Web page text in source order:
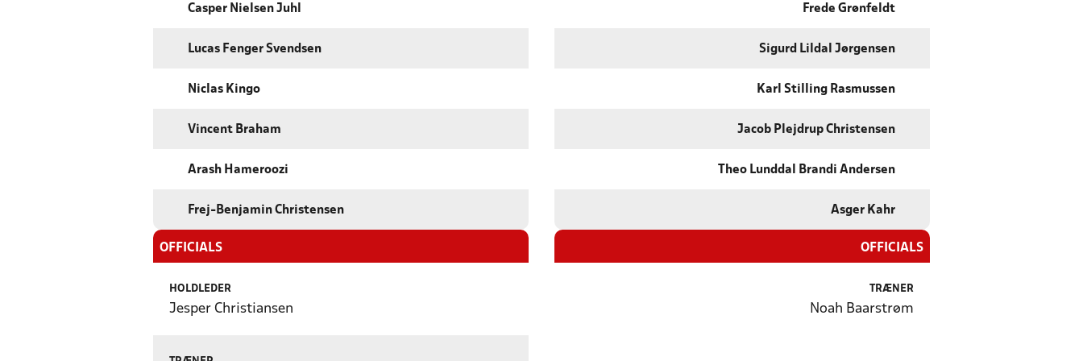
Casper Nielsen Juhl
Lucas Fenger Svendsen
Niclas Kingo
Vincent Braham
Arash Hameroozi
Frej-Benjamin Christensen
OFFICIALS
HOLDLEDER
Jesper Christiansen
Frede Grønfeldt
Sigurd Lildal Jørgensen
Karl Stilling Rasmussen
Jacob Plejdrup Christensen
Theo Lunddal Brandi Andersen
Asger Kahr
OFFICIALS
TRÆNER
Noah Baarstrøm